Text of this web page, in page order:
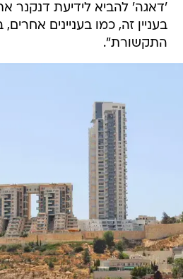
'דאגה' להביא לידיעת דנקנר
בעניין זה, כמו בעניינים
התקשורת".